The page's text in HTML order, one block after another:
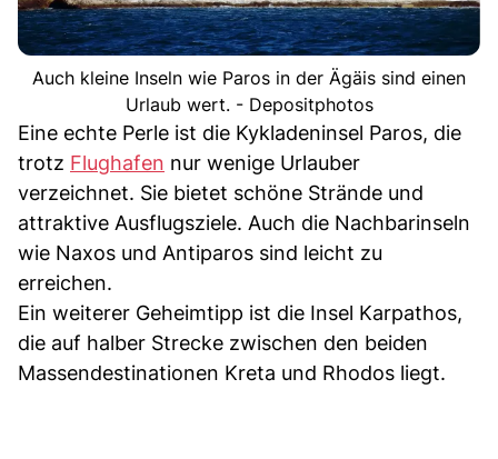
Auch kleine Inseln wie Paros in der Ägäis sind einen
Urlaub wert. - Depositphotos
Eine echte Perle ist die Kykladeninsel Paros, die
trotz Flughafen nur wenige Urlauber
verzeichnet. Sie bietet schöne Strände und
attraktive Ausflugsziele. Auch die Nachbarinseln
wie Naxos und Antiparos sind leicht zu
erreichen.
Ein weiterer Geheimtipp ist die Insel Karpathos,
die auf halber Strecke zwischen den beiden
Massendestinationen Kreta und Rhodos liegt.